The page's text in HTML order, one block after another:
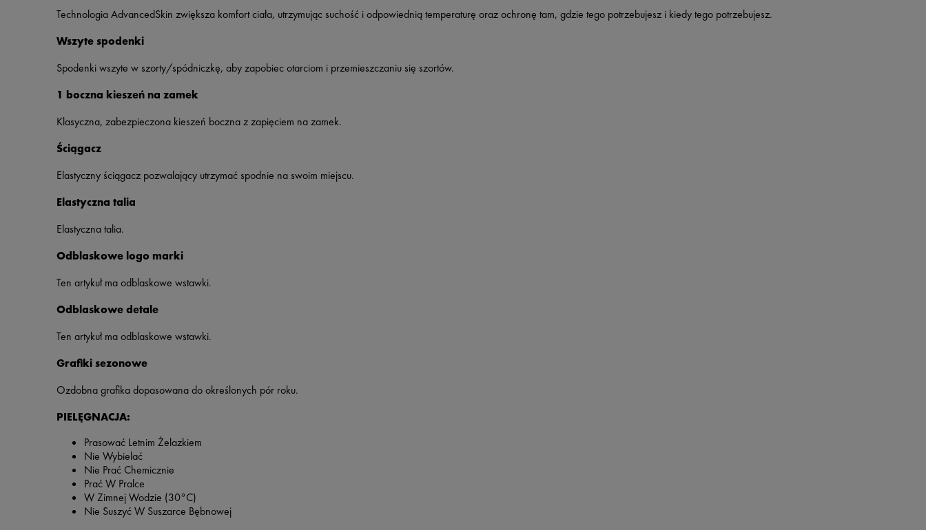
Technologia AdvancedSkin zwiększa komfort ciała, utrzymując suchość i odpowiednią temperaturę oraz ochronę tam, gdzie tego potrzebujesz i kiedy tego potrzebujesz.
Wszyte spodenki
Spodenki wszyte w szorty/spódniczkę, aby zapobiec otarciom i przemieszczaniu się szortów.
1 boczna kieszeń na zamek
Klasyczna, zabezpieczona kieszeń boczna z zapięciem na zamek.
Ściągacz
Elastyczny ściągacz pozwalający utrzymać spodnie na swoim miejscu.
Elastyczna talia
Elastyczna talia.
Odblaskowe logo marki
Ten artykuł ma odblaskowe wstawki.
Odblaskowe detale
Ten artykuł ma odblaskowe wstawki.
Grafiki sezonowe
Ozdobna grafika dopasowana do określonych pór roku.
PIELĘGNACJA:
Prasować Letnim Żelazkiem
Nie Wybielać
Nie Prać Chemicznie
Prać W Pralce
W Zimnej Wodzie (30°C)
Nie Suszyć W Suszarce Bębnowej